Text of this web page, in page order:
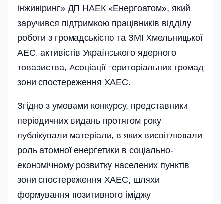
ін­жи­­ні­ринг» ДП НАЕК «Енергоатом», який
заручився підтримкою працівників від­ділу
роботи з громад­ськістю та ЗМІ Хмельницької
АЕС, акти­вістів Українського ядерного
товариства, Асоціації територіальних громад
зони спостереження ХАЕС.
Згідно з умовами конкурсу, представники
періодичних видань протягом року
публікували матеріали, в яких висвітлювали
роль атомної енергетики в соці­ально-
економічному розвитку населених пунктів
зони спостереження ХАЕС, шляхи
формування позитивного іміджу